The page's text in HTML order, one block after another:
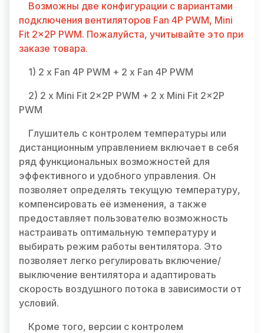
Возможны две конфигурации с вариантами
подключения вентиляторов Fan 4P PWM, Mini
Fit 2x2P PWM. Пожалуйста, учитывайте это при
заказе товара.
1) 2 x Fan 4P PWM + 2 x Fan 4P PWM
2) 2 x Mini Fit 2x2P PWM + 2 x Mini Fit 2x2P
PWM
Глушитель с контролем температуры или
дистанционным управлением включает в себя
ряд функциональных возможностей для
эффективного и удобного управления. Он
позволяет определять текущую температуру,
компенсировать её изменения, а также
предоставляет пользователю возможность
настраивать оптимальную температуру и
выбирать режим работы вентилятора. Это
позволяет легко регулировать включение/
выключение вентилятора и адаптировать
скорость воздушного потока в зависимости от
условий.
Кроме того, версии с контролем